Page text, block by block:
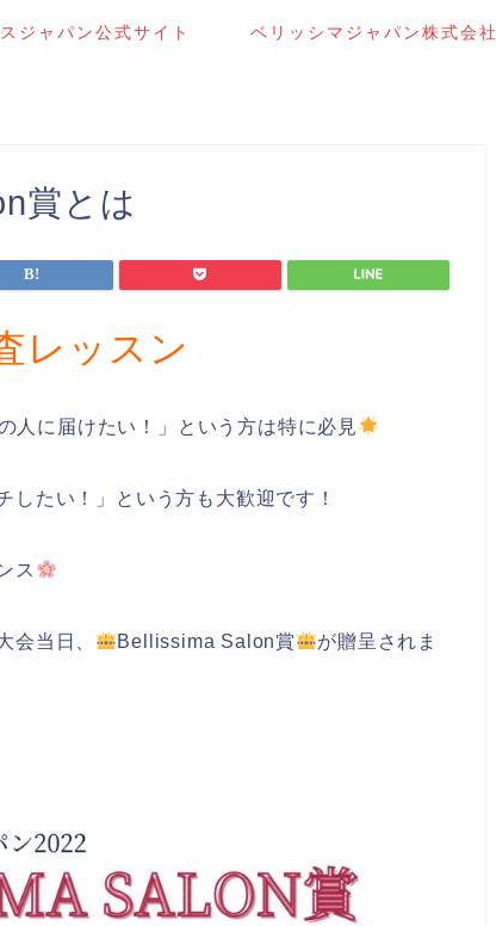
ジャパン公式サイト ベリッシマジャパン株式会社
賞とは
レッスン
人に届けたい！」という方は特に必見
したい！」という方も大歓迎です！
ス
会当日、 Bellissima Salon賞
が贈呈されま